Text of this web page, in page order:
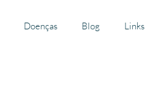
Doenças Blog Links